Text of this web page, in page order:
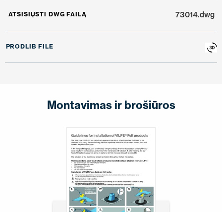
ATSISIŲSTI DWG FAILĄ 73014.dwg
PRODLIB FILE
Montavimas ir brošiūros